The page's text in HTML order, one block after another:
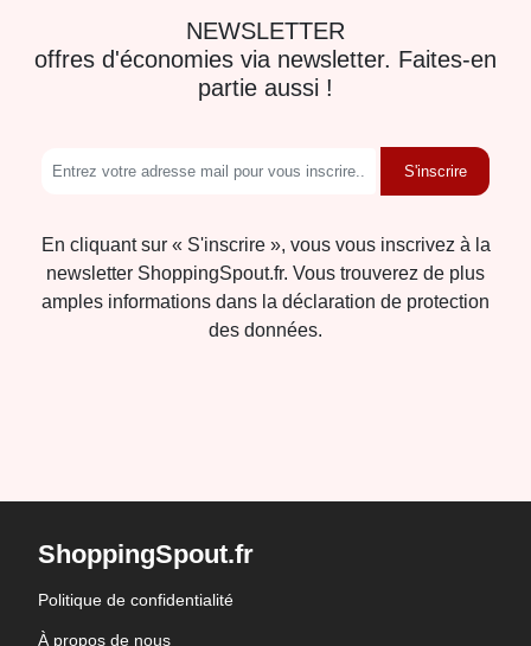
NEWSLETTER
offres d'économies via newsletter. Faites-en
partie aussi !
S'inscrire
En cliquant sur « S'inscrire », vous vous inscrivez à la
newsletter ShoppingSpout.fr. Vous trouverez de plus
amples informations dans la déclaration de protection
des données.
ShoppingSpout.fr
Politique de confidentialité
À propos de nous